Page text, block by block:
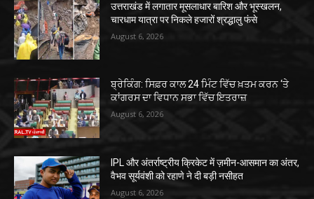
उत्तराखंड में लगातार मूसलाधार बारिश और भूस्खलन,
चारधाम यात्रा पर निकले हजारों श्रद्धालु फंसे
August 6, 2026
ਬ੍ਰੇਕਿੰਗ: ਸਿਫ਼ਰ ਕਾਲ 24 ਮਿੰਟ ਵਿੱਚ ਖ਼ਤਮ ਕਰਨ ‘ਤੇ
ਕਾਂਗਰਸ ਦਾ ਵਿਧਾਨ ਸਭਾ ਵਿੱਚ ਇਤਰਾਜ਼
August 6, 2026
IPL और अंतर्राष्ट्रीय क्रिकेट में ज़मीन-आसमान का अंतर,
वैभव सूर्यवंशी को रहाणे ने दी बड़ी नसीहत
August 6, 2026